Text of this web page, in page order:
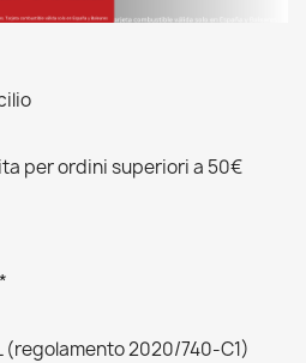
per ordini superiori a 50€
(regolamento 2020/740-C1)